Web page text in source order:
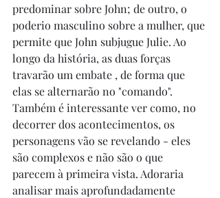
predominar sobre John; de outro, o
poderio masculino sobre a mulher, que
permite que John subjugue Julie. Ao
longo da história, as duas forças
travarão um embate , de forma que
elas se alternarão no "comando".
Também é interessante ver como, no
decorrer dos acontecimentos, os
personagens vão se revelando - eles
são complexos e não são o que
parecem à primeira vista. Adoraria
analisar mais aprofundadamente